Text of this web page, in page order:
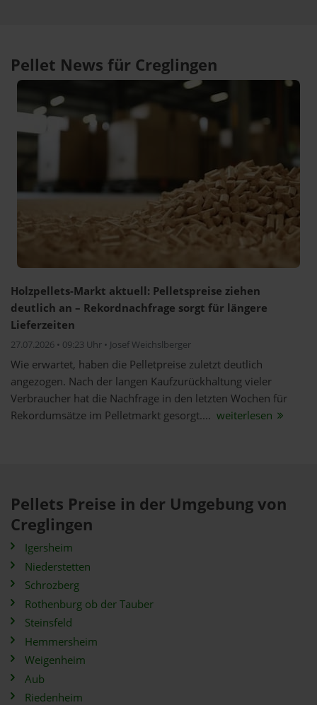
Pellet News für Creglingen
Holzpellets-Markt aktuell: Pelletspreise ziehen
deutlich an – Rekordnachfrage sorgt für längere
Lieferzeiten
27.07.2026 • 09:23 Uhr • Josef Weichslberger
Wie erwartet, haben die Pelletpreise zuletzt deutlich
angezogen. Nach der langen Kaufzurückhaltung vieler
Verbraucher hat die Nachfrage in den letzten Wochen für
Rekordumsätze im Pelletmarkt gesorgt.... weiterlesen
Pellets Preise in der Umgebung von
Creglingen
Igersheim
Niederstetten
Schrozberg
Rothenburg ob der Tauber
Steinsfeld
Hemmersheim
Weigenheim
Aub
Riedenheim